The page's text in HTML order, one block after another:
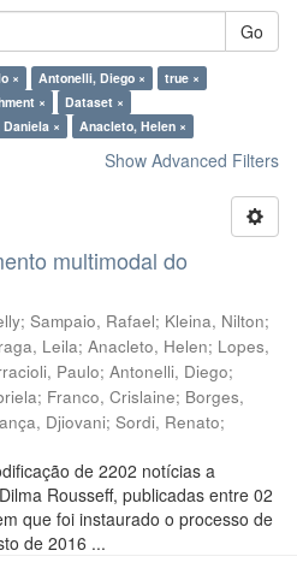
Go
× Antonelli, Diego ×
true ×
×
Dataset ×
× Anacleto, Helen ×
Show Advanced Filters
multimodal do
; Sampaio, Rafael; Kleina, Nilton;
Leila; Anacleto, Helen; Lopes,
Paulo; Antonelli, Diego;
; Franco, Crislaine; Borges,
Djiovani; Sordi, Renato;
de 2202 notícias a
Rousseff, publicadas entre 02
que foi instaurado o processo de
de 2016 ...